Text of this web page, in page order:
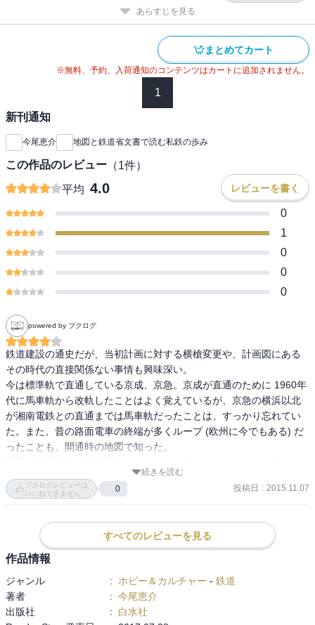
あらすじを見る
まとめてカート
※無料、予約、入荷通知のコンテンツはカートに追加されません。
1
新刊通知
今尾恵介 地図と鉄道省文書で読む私鉄の歩み
この作品のレビュー （1件）
平均 4.0 レビューを書く
0
1
0
0
0
powered by ブクログ
鉄道建設の通史だが、当初計画に対する横槍変更や、計画図にある
その時代の直接関係ない事情も興味深い。
今は標準軌で直通している京成、京急。京成が直通のために 1960年
代に馬車軌から改軌したことはよく覚えているが、京急の横浜以北
が湘南電鉄との直通までは馬車軌だったことは、すっかり忘れてい
た。また、昔の路面電車の終端が多くループ (欧州に今でもある) だ
ったことも、開通時の地図で知った。
運河を挟んで競馬場があったことを知った。
続きを読む
ブクログレビューは
いいねできません
0 投稿日 : 2015.11.07
すべてのレビューを見る
作品情報
ジャンル : ホビー＆カルチャー - 鉄道
著者
: 今尾恵介
出版社
:
白水社